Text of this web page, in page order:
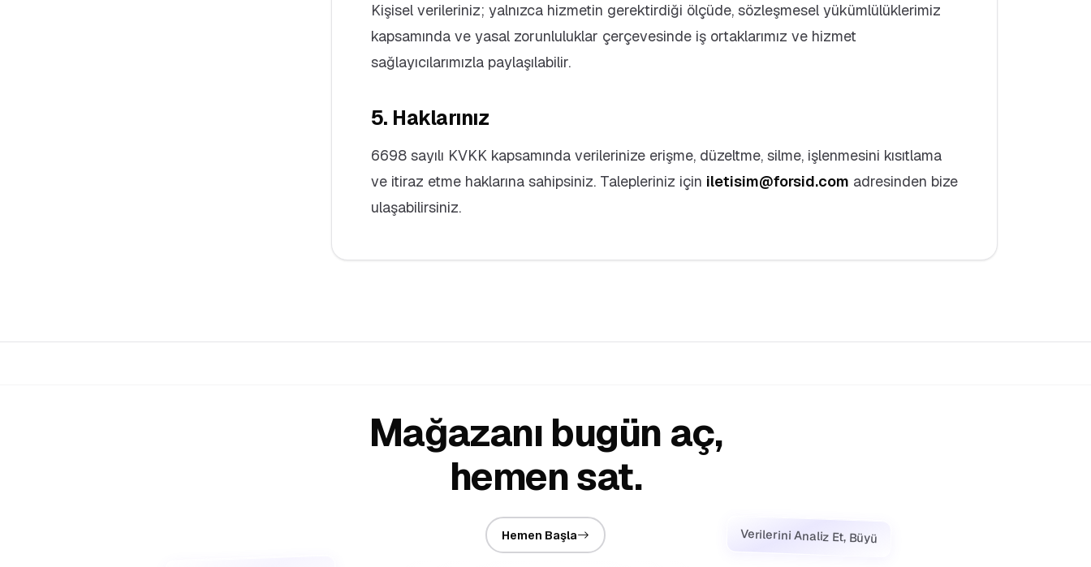
Kişisel verileriniz; yalnızca hizmetin gerektirdiği ölçüde, sözleşmesel yükümlülüklerimiz
kapsamında ve yasal zorunluluklar çerçevesinde iş ortaklarımız ve hizmet
sağlayıcılarımızla paylaşılabilir.
5. Haklarınız
6698 sayılı KVKK kapsamında verilerinize erişme, düzeltme, silme, işlenmesini kısıtlama
ve itiraz etme haklarına sahipsiniz. Talepleriniz için iletisim@forsid.com adresinden bize
ulaşabilirsiniz.
Mağazanı bugün aç,
hemen sat.
Hemen Başla Verilerini Analiz Et, Büyü